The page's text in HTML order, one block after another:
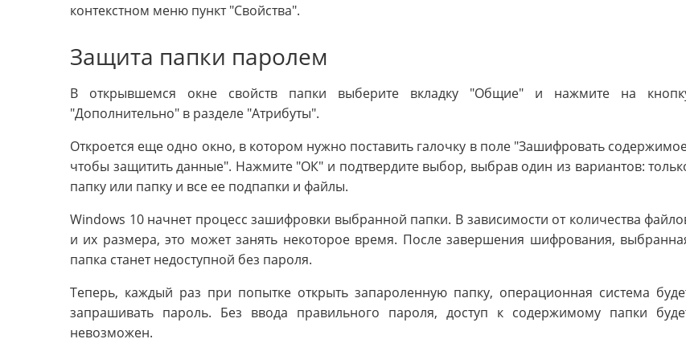
контекстном меню пункт "Свойства".
Защита папки паролем
В открывшемся окне свойств папки выберите вкладку "Общие" и нажмите на
"Дополнительно" в разделе "Атрибуты".
Откроется еще одно окно, в котором нужно поставить галочку в поле "Зашифровать
чтобы защитить данные". Нажмите "ОК" и подтвердите выбор, выбрав один из вариантов:
папку или папку и все ее подпапки и файлы.
Windows 10 начнет процесс зашифровки выбранной папки. В зависимости от количества
и их размера, это может занять некоторое время. После завершения шифрования,
папка станет недоступной без пароля.
Теперь, каждый раз при попытке открыть запароленную папку, операционная система
запрашивать пароль. Без ввода правильного пароля, доступ к содержимому папки
невозможен.